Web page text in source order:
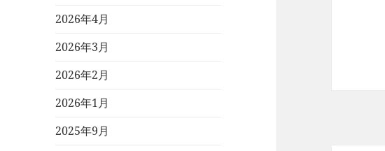
2026年4月
2026年3月
2026年2月
2026年1月
2025年9月